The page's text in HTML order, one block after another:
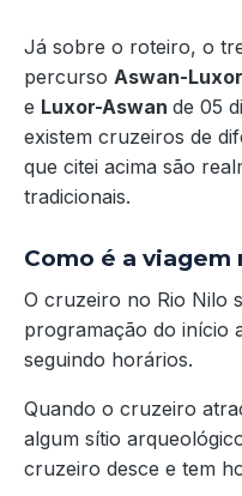
Já sobre o roteiro, o
percurso Aswan-Luxor
e Luxor-Aswan de 05
existem cruzeiros de
que citei acima são
tradicionais.
Como é a viagem
O cruzeiro no Rio Nilo
programação do início
seguindo horários.
Quando o cruzeiro
algum sítio
cruzeiro desce e tem